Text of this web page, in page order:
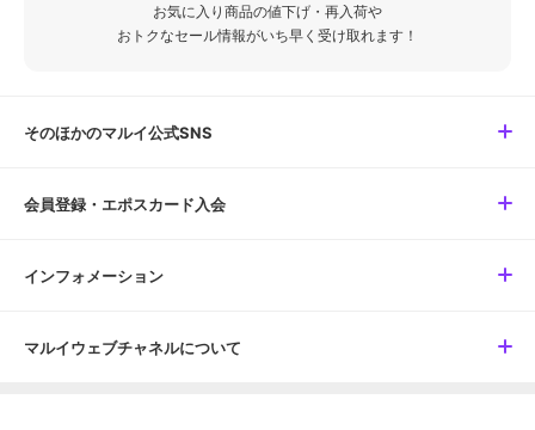
お気に入り商品の値下げ・再入荷や
おトクなセール情報がいち早く受け取れます！
そのほかのマルイ公式SNS
会員登録・エポスカード入会
インフォメーション
マルイウェブチャネルについて